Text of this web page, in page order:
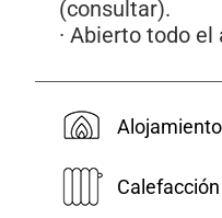
(consultar).
· Abierto todo el
Calefacción